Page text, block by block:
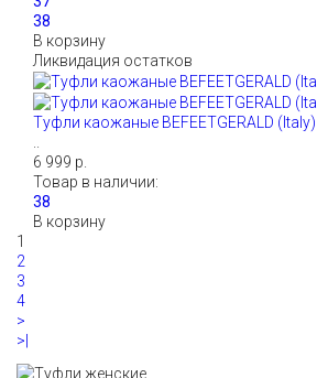
В корзину
Ликвидация остатков
Туфли каожаные BEFEETGERALD
..
6 999 р.
Товар в наличии:
В корзину
1
2
3
4
>
>|